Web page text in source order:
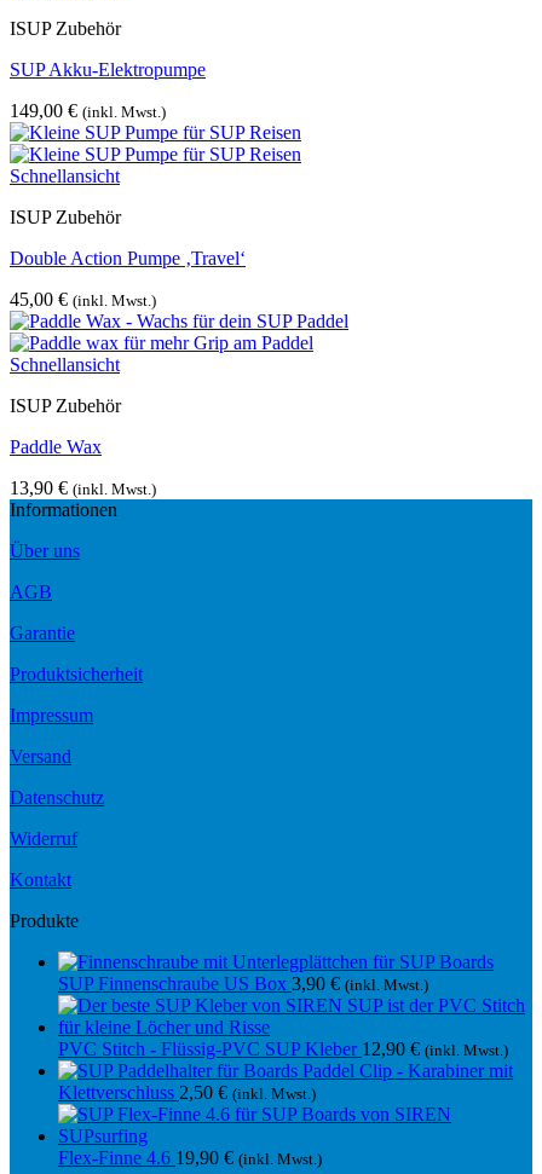
ISUP Zubehör
SUP Akku-Elektropumpe
149,00 € (inkl. Mwst.)
Schnellansicht
ISUP Zubehör
Double Action Pumpe ‚Travel‘
45,00 € (inkl. Mwst.)
Schnellansicht
ISUP Zubehör
Paddle Wax
13,90 € (inkl. Mwst.)
Informationen
Über uns
AGB
Garantie
Produktsicherheit
Impressum
Versand
Datenschutz
Widerruf
Kontakt
Produkte
SUP Finnenschraube US Box 3,90 € (inkl. Mwst.)
PVC Stitch - Flüssig-PVC SUP Kleber 12,90 € (inkl. Mwst.)
Paddel Clip - Karabiner mit
Klettverschluss 2,50 € (inkl. Mwst.)
Flex-Finne 4.6 19,90 € (inkl. Mwst.)